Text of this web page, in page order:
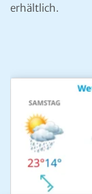
erhältlich.